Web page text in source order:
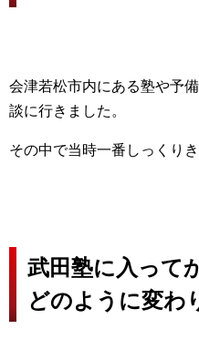
会津若松市内にある塾や予
談に行きました。
その中で当時一番しっくり
武田塾に入って
どのように変わ